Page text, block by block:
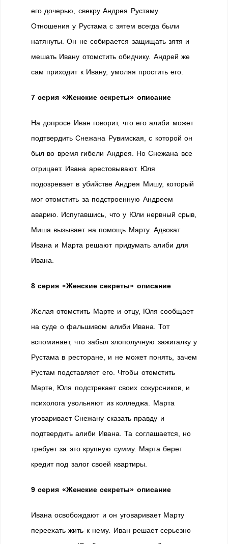
его дочерью, свекру Андрея Рустаму.
Отношения у Рустама с зятем всегда были
натянуты. Он не собирается защищать зятя и
мешать Ивану отомстить обидчику. Андрей же
сам приходит к Ивану, умоляя простить его.
7 серия «Женские секреты» описание
На допросе Иван говорит, что его алиби может
подтвердить Снежана Рувимская, с которой он
был во время гибели Андрея. Но Снежана все
отрицает. Ивана арестовывают. Юля
подозревает в убийстве Андрея Мишу, который
мог отомстить за подстроенную Андреем
аварию. Испугавшись, что у Юли нервный срыв,
Миша вызывает на помощь Марту. Адвокат
Ивана и Марта решают придумать алиби для
Ивана.
8 серия «Женские секреты» описание
Желая отомстить Марте и отцу, Юля сообщает
на суде о фальшивом алиби Ивана. Тот
вспоминает, что забыл злополучную зажигалку у
Рустама в ресторане, и не может понять, зачем
Рустам подставляет его. Чтобы отомстить
Марте, Юля подстрекает своих сокурсников, и
психолога увольняют из колледжа. Марта
уговаривает Снежану сказать правду и
подтвердить алиби Ивана. Та соглашается, но
требует за это крупную сумму. Марта берет
кредит под залог своей квартиры.
9 серия «Женские секреты» описание
Ивана освобождают и он уговаривает Марту
переехать жить к нему. Иван решает серьезно